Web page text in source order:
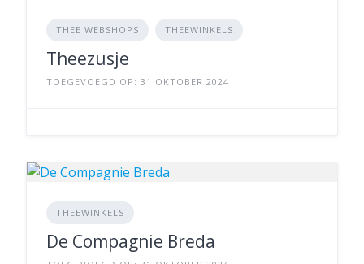
THEE WEBSHOPS THEEWINKELS
Theezusje
TOEGEVOEGD OP: 31 OKTOBER 2024
THEEWINKELS
De Compagnie Breda